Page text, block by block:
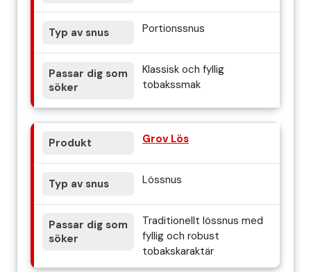
Portionssnus
Klassisk och fyllig
tobakssmak
Grov Lös
Lössnus
Traditionellt lössnus med
fyllig och robust
tobakskaraktär